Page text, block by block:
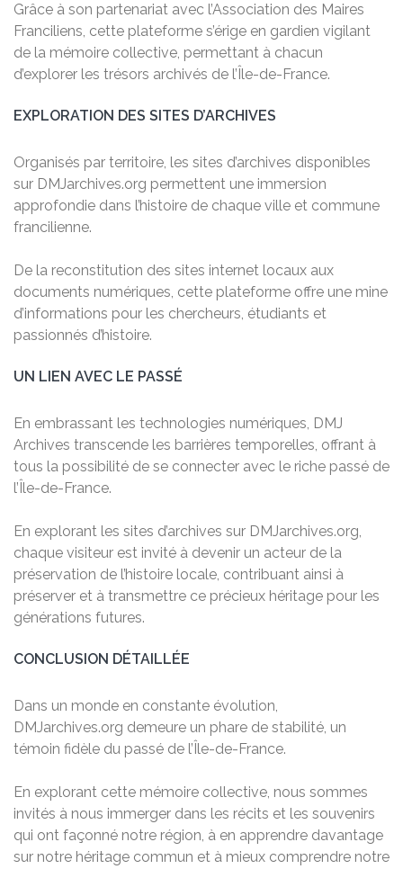
Grâce à son partenariat avec l’Association des Maires
Franciliens, cette plateforme s’érige en gardien vigilant
de la mémoire collective, permettant à chacun
d’explorer les trésors archivés de l’Île-de-France.
EXPLORATION DES SITES D’ARCHIVES
Organisés par territoire, les sites d’archives disponibles
sur DMJarchives.org permettent une immersion
approfondie dans l’histoire de chaque ville et commune
francilienne.
De la reconstitution des sites internet locaux aux
documents numériques, cette plateforme offre une mine
d’informations pour les chercheurs, étudiants et
passionnés d’histoire.
UN LIEN AVEC LE PASSÉ
En embrassant les technologies numériques, DMJ
Archives transcende les barrières temporelles, offrant à
tous la possibilité de se connecter avec le riche passé de
l’Île-de-France.
En explorant les sites d’archives sur DMJarchives.org,
chaque visiteur est invité à devenir un acteur de la
préservation de l’histoire locale, contribuant ainsi à
préserver et à transmettre ce précieux héritage pour les
générations futures.
CONCLUSION DÉTAILLÉE
Dans un monde en constante évolution,
DMJarchives.org demeure un phare de stabilité, un
témoin fidèle du passé de l’Île-de-France.
En explorant cette mémoire collective, nous sommes
invités à nous immerger dans les récits et les souvenirs
qui ont façonné notre région, à en apprendre davantage
sur notre héritage commun et à mieux comprendre notre